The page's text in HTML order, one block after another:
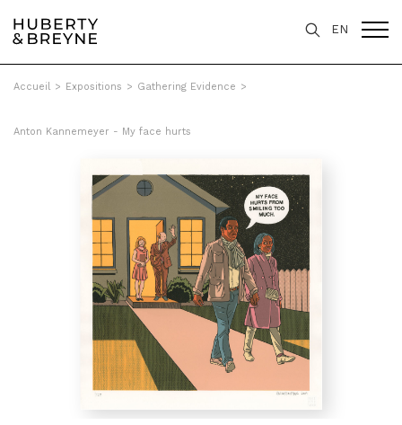
EN
Accueil > Expositions > Gathering Evidence >
Anton Kannemeyer - My face hurts